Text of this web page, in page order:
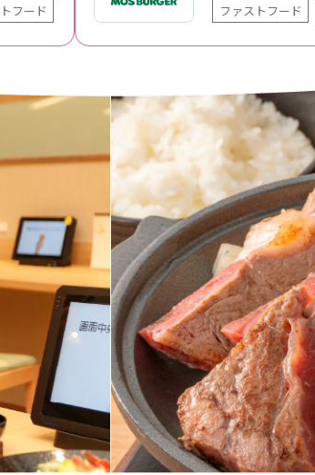
フード ファストフード